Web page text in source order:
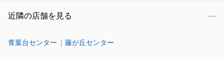
近隣の店舗を見る
青葉台センター 藤が丘センター